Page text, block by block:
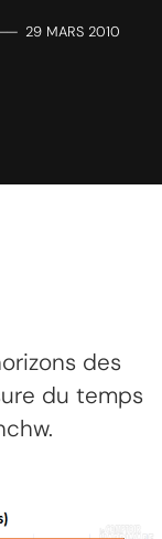
29 MARS 2010
des
du temps